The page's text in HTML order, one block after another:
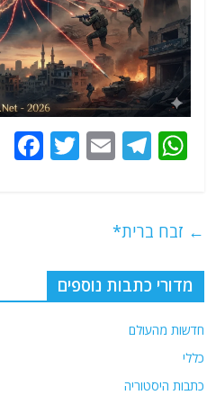
W
s
A
p
p
T
g
ra
m
E
T
← זבח ברית*
מדורי כתבות נוספים
חדשות מהעולם
כללי
כתבות היסטוריה